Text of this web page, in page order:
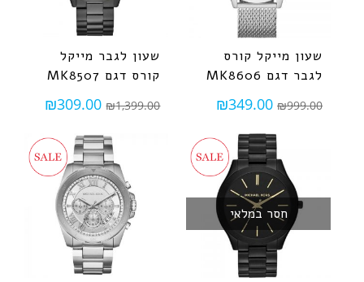
שעון מייקל קורס
לגבר דגם MK8606
₪999.00
₪349.00
שעון לגבר מייקל
קורס דגם MK8507
₪1,399.00
₪309.00
חסר במלאי